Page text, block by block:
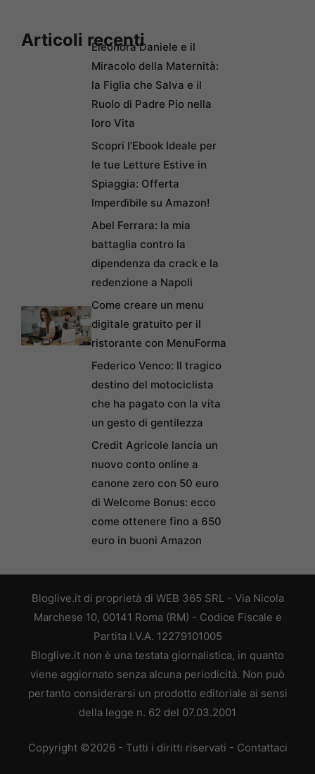
Articoli recentiEleonora Daniele e il
Miracolo della Maternità:
la Figlia che Salva e il
Ruolo di Padre Pio nella
loro Vita
Scopri l’Ebook Ideale per
le tue Letture Estive in
Spiaggia: Offerta
Imperdibile su Amazon!
Abel Ferrara: la mia
battaglia contro la
dipendenza da crack e la
redenzione a Napoli
Come creare un menu
digitale gratuito per il
ristorante con MenuForma
Federico Venco: Il tragico
destino del motociclista
che ha pagato con la vita
un gesto di gentilezza
Credit Agricole lancia un
nuovo conto online a
canone zero con 50 euro
di Welcome Bonus: ecco
come ottenere fino a 650
euro in buoni Amazon
Bloglive.it di proprietà di WEB 365 SRL - Via Nicola
Marchese 10, 00141 Roma (RM) - Codice Fiscale e
Partita I.V.A. 12279101005
Bloglive.it non è una testata giornalistica, in quanto
viene aggiornato senza alcuna periodicità. Non può
pertanto considerarsi un prodotto editoriale ai sensi
della legge n. 62 del 07.03.2001
Copyright ©2026 - Tutti i diritti riservati - Contattaci